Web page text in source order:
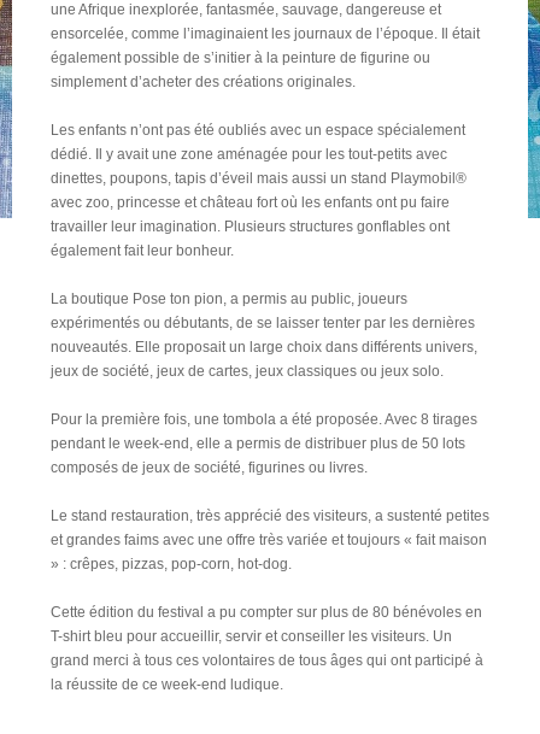
une Afrique inexplorée, fantasmée, sauvage, dangereuse et
ensorcelée, comme l’imaginaient les journaux de l’époque. Il était
également possible de s’initier à la peinture de figurine ou
simplement d’acheter des créations originales.
Les enfants n’ont pas été oubliés avec un espace spécialement
dédié. Il y avait une zone aménagée pour les tout-petits avec
dinettes, poupons, tapis d’éveil mais aussi un stand Playmobil®
avec zoo, princesse et château fort où les enfants ont pu faire
travailler leur imagination. Plusieurs structures gonflables ont
également fait leur bonheur.
La boutique Pose ton pion, a permis au public, joueurs
expérimentés ou débutants, de se laisser tenter par les dernières
nouveautés. Elle proposait un large choix dans différents univers,
jeux de société, jeux de cartes, jeux classiques ou jeux solo.
Pour la première fois, une tombola a été proposée. Avec 8 tirages
pendant le week-end, elle a permis de distribuer plus de 50 lots
composés de jeux de société, figurines ou livres.
Le stand restauration, très apprécié des visiteurs, a sustenté petites
et grandes faims avec une offre très variée et toujours « fait maison
» : crêpes, pizzas, pop-corn, hot-dog.
Cette édition du festival a pu compter sur plus de 80 bénévoles en
T-shirt bleu pour accueillir, servir et conseiller les visiteurs. Un
grand merci à tous ces volontaires de tous âges qui ont participé à
la réussite de ce week-end ludique.